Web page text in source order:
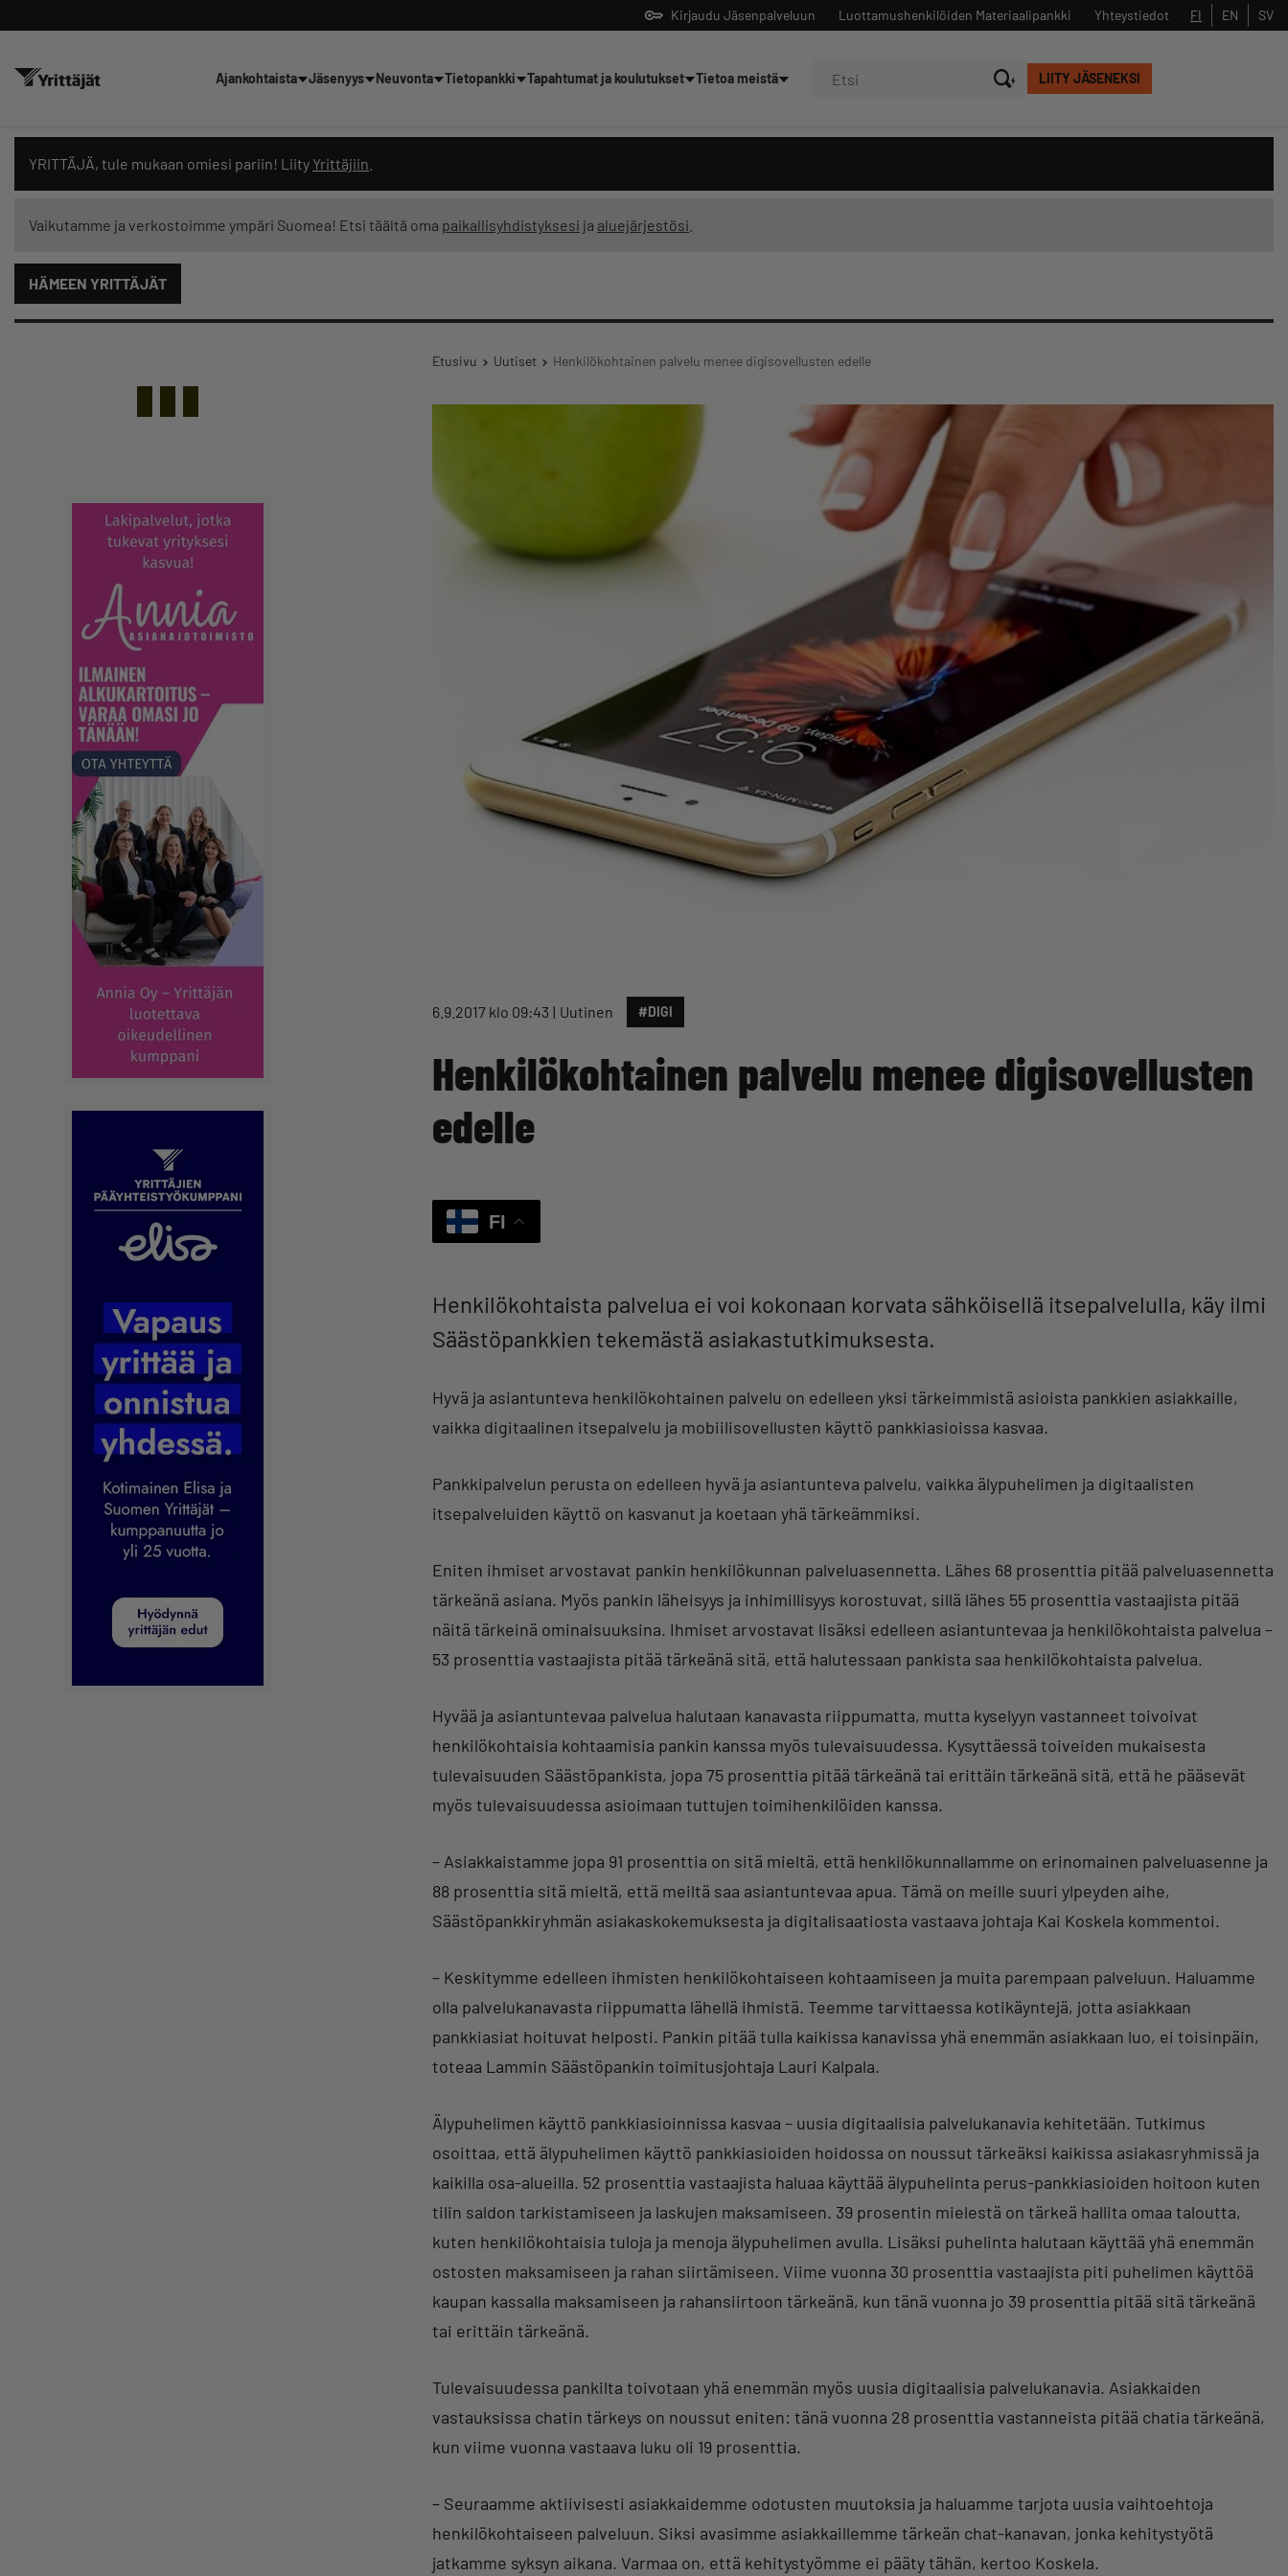
Kirjaudu Jäsenpalveluun Yhteystiedot
Luottamushenkilöiden Materiaalipankki FI EN SV
LIITY JÄSENEKSI
Ajankohtaista Jäsenyys Neuvonta Tietopankki Tapahtumat ja koulutukset Tietoa meistä
YRITTÄJÄ, tule mukaan omiesi pariin! Liity Yrittäjiin
Vaikutamme ja verkostoimme ympäri Suomea! Etsi täältä oma paikallisyhdistyksesi ja aluejärjestösi
HÄMEEN YRITTÄJÄT
Etusivu Uutiset Henkilökohtainen palvelu menee digisovellusten edelle
6.9.2017 klo 09:43 Uutinen #DIGI
Henkilökohtainen palvelu menee digisovellusten
edelle
FI
Henkilökohtaista palvelua ei voi kokonaan korvata sähköisellä itsepalvelulla, käy ilmi
Säästöpankkien tekemästä asiakastutkimuksesta.
Hyvä ja asiantunteva henkilökohtainen palvelu on edelleen yksi tärkeimmistä asioista pankkien asiakkaille,
vaikka digitaalinen itsepalvelu ja mobiilisovellusten käyttö pankkiasioissa kasvaa.
Pankkipalvelun perusta on edelleen hyvä ja asiantunteva palvelu, vaikka älypuhelimen ja digitaalisten
itsepalveluiden käyttö on kasvanut ja koetaan yhä tärkeämmiksi.
Eniten ihmiset arvostavat pankin henkilökunnan palveluasennetta. Lähes 68 prosenttia pitää palveluasennetta
tärkeänä asiana. Myös pankin läheisyys ja inhimillisyys korostuvat, sillä lähes 55 prosenttia vastaajista pitää
näitä tärkeinä ominaisuuksina. Ihmiset arvostavat lisäksi edelleen asiantuntevaa ja henkilökohtaista palvelua –
53 prosenttia vastaajista pitää tärkeänä sitä, että halutessaan pankista saa henkilökohtaista palvelua.
Hyvää ja asiantuntevaa palvelua halutaan kanavasta riippumatta, mutta kyselyyn vastanneet toivoivat
henkilökohtaisia kohtaamisia pankin kanssa myös tulevaisuudessa. Kysyttäessä toiveiden mukaisesta
tulevaisuuden Säästöpankista, jopa 75 prosenttia pitää tärkeänä tai erittäin tärkeänä sitä, että he pääsevät
myös tulevaisuudessa asioimaan tuttujen toimihenkilöiden kanssa.
– Asiakkaistamme jopa 91 prosenttia on sitä mieltä, että henkilökunnallamme on erinomainen palveluasenne ja
88 prosenttia sitä mieltä, että meiltä saa asiantuntevaa apua. Tämä on meille suuri ylpeyden aihe,
Säästöpankkiryhmän asiakaskokemuksesta ja digitalisaatiosta vastaava johtaja Kai Koskela kommentoi.
– Keskitymme edelleen ihmisten henkilökohtaiseen kohtaamiseen ja muita parempaan palveluun. Haluamme
olla palvelukanavasta riippumatta lähellä ihmistä. Teemme tarvittaessa kotikäyntejä, jotta asiakkaan
pankkiasiat hoituvat helposti. Pankin pitää tulla kaikissa kanavissa yhä enemmän asiakkaan luo, ei toisinpäin,
toteaa Lammin Säästöpankin toimitusjohtaja Lauri Kalpala.
Älypuhelimen käyttö pankkiasioinnissa kasvaa – uusia digitaalisia palvelukanavia kehitetään. Tutkimus
osoittaa, että älypuhelimen käyttö pankkiasioiden hoidossa on noussut tärkeäksi kaikissa asiakasryhmissä ja
kaikilla osa-alueilla. 52 prosenttia vastaajista haluaa käyttää älypuhelinta perus-pankkiasioiden hoitoon kuten
tilin saldon tarkistamiseen ja laskujen maksamiseen. 39 prosentin mielestä on tärkeä hallita omaa taloutta,
kuten henkilökohtaisia tuloja ja menoja älypuhelimen avulla. Lisäksi puhelinta halutaan käyttää yhä enemmän
ostosten maksamiseen ja rahan siirtämiseen. Viime vuonna 30 prosenttia vastaajista piti puhelimen käyttöä
kaupan kassalla maksamiseen ja rahansiirtoon tärkeänä, kun tänä vuonna jo 39 prosenttia pitää sitä tärkeänä
tai erittäin tärkeänä.
Tulevaisuudessa pankilta toivotaan yhä enemmän myös uusia digitaalisia palvelukanavia. Asiakkaiden
vastauksissa chatin tärkeys on noussut eniten: tänä vuonna 28 prosenttia vastanneista pitää chatia tärkeänä,
kun viime vuonna vastaava luku oli 19 prosenttia.
– Seuraamme aktiivisesti asiakkaidemme odotusten muutoksia ja haluamme tarjota uusia vaihtoehtoja
henkilökohtaiseen palveluun. Siksi avasimme asiakkaillemme tärkeän chat-kanavan, jonka kehitystyötä
jatkamme syksyn aikana. Varmaa on, että kehitystyömme ei pääty tähän, kertoo Koskela.
Sulje
Hae sivustolta tai kysy suoraan Yrittäjien tekoälyltä
Suodata hakutuloksia: näytä kaikki sisältö